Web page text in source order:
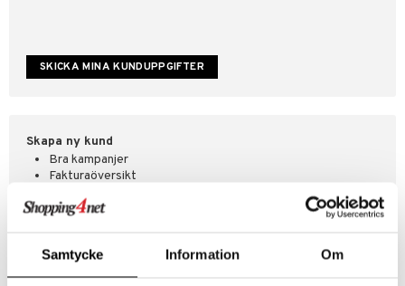
Samtycke Information Om
Skapa ny kund
Bra kampanjer
Fakturaöversikt
Abonnemang
Önskelistor